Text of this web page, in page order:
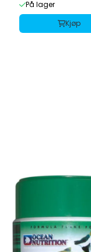
På lager
Kjøp